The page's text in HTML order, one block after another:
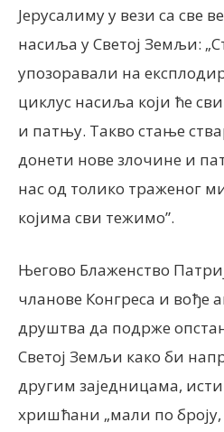
Јерусалиму у вези са све
насиља у Светој Земљи:
упозоравали на
циклус насиља који ће
и патњу. Такво стање
донети нове злочине и
нас од толико траженог
којима сви тежимо”.
Његово Блаженство
чланове Конгреса и вође
друштва да подрже
Светој Земљи како би
другим заједницама,
хришћани „мали по